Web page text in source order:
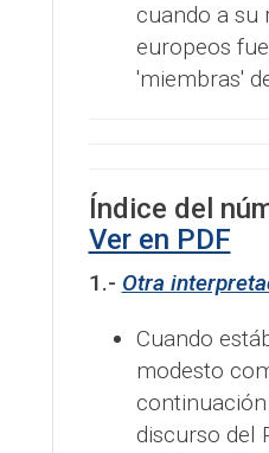
cuando a su
europeos
'miembras'
Índice del
Ver en PDF
1.- Otra
Cuando
modesto
discurso del